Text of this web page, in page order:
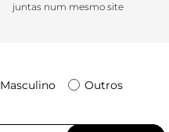
juntas num mesmo site
Masculino Outros